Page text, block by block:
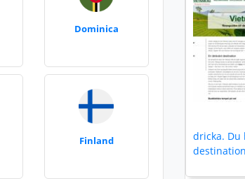
Dominica
Finland
dricka. Du